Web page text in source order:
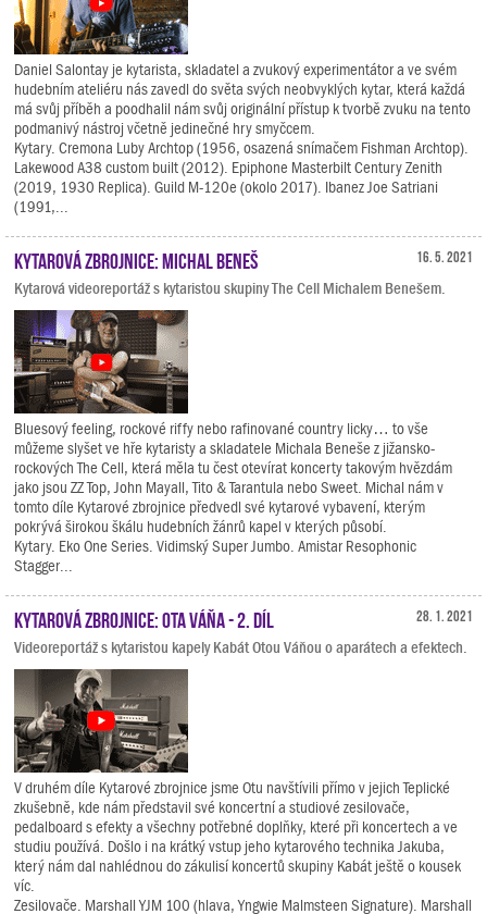
Daniel Salontay je kytarista, skladatel a zvukový experimentátor a ve svém
hudebním ateliéru nás zavedl do světa svých neobvyklých kytar, která každá
má svůj příběh a poodhalil nám svůj originální přístup k tvorbě zvuku na tento
podmanivý nástroj včetně jedinečné hry smyčcem.
Kytary. Cremona Luby Archtop (1956, osazená snímačem Fishman Archtop).
Lakewood A38 custom built (2012). Epiphone Masterbilt Century Zenith
(2019, 1930 Replica). Guild M-120e (okolo 2017). Ibanez Joe Satriani
(1991,...
16. 5. 2021
Kytarová zbrojnice: Michal Beneš
Kytarová videoreportáž s kytaristou skupiny The Cell Michalem Benešem.
Bluesový feeling, rockové riffy nebo rafinované country licky… to vše
můžeme slyšet ve hře kytaristy a skladatele Michala Beneše z jižansko-
rockových The Cell, která měla tu čest otevírat koncerty takovým hvězdám
jako jsou ZZ Top, John Mayall, Tito & Tarantula nebo Sweet. Michal nám v
tomto díle Kytarové zbrojnice předvedl své kytarové vybavení, kterým
pokrývá širokou škálu hudebních žánrů kapel v kterých působí.
Kytary. Eko One Series. Vidimský Super Jumbo. Amistar Resophonic
Stagger...
28. 1. 2021
Kytarová zbrojnice: Ota Váňa - 2. díl
Videoreportáž s kytaristou kapely Kabát Otou Váňou o aparátech a efektech.
V druhém díle Kytarové zbrojnice jsme Otu navštívili přímo v jejich Teplické
zkušebně, kde nám představil své koncertní a studiové zesilovače,
pedalboard s efekty a všechny potřebné doplňky, které při koncertech a ve
studiu používá. Došlo i na krátký vstup jeho kytarového technika Jakuba,
který nám dal nahlédnou do zákulisí koncertů skupiny Kabát ještě o kousek
víc.
Zesilovače. Marshall YJM 100 (hlava, Yngwie Malmsteen Signature). Marshall